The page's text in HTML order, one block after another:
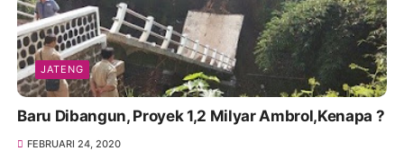
JATENG
Baru Dibangun, Proyek 1,2 Milyar Ambrol,Kenapa ?
FEBRUARI 24, 2020